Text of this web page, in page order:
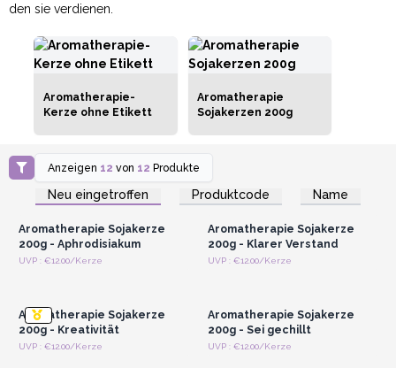
den sie verdienen.
Aromatherapie-
Kerze ohne Etikett
Aromatherapie
Sojakerzen 200g
Anzeigen 12 von 12 Produkte
Neu eingetroffen Produktcode Name
Anmelden oder
Registrieren für
Großhandelspreise
Aromatherapie Sojakerze
200g - Aphrodisiakum
UVP : €12.00/Kerze
Registrieren für
Großhandelspreise
Aromatherapie Sojakerze
200g - Klarer Verstand
UVP : €12.00/Kerze
Anmelden oder
Aromatherapie Sojakerze
200g - Kreativität
UVP : €12.00/Kerze
Anmelden oder
Aromatherapie Sojakerze
200g - Sei gechillt
UVP : €12.00/Kerze
Anmelden oder
Anmelden oder